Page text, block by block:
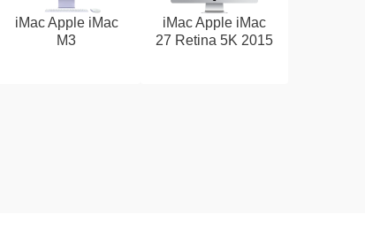
iMac Apple iMac
M3
iMac Apple iMac
27 Retina 5K 2015